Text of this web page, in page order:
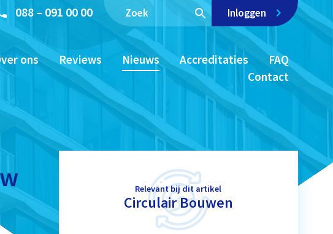
088 – 091 00 00 Inloggen
ons Reviews Nieuws Accreditaties
FAQ
Contact
Relevant bij dit artikel
Circulair Bouwen